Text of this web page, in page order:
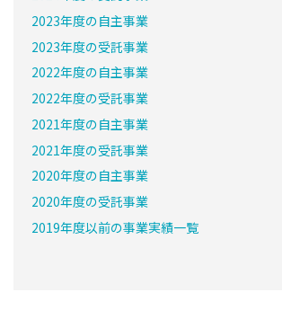
2023年度の自主事業
2023年度の受託事業
2022年度の自主事業
2022年度の受託事業
2021年度の自主事業
2021年度の受託事業
2020年度の自主事業
2020年度の受託事業
2019年度以前の事業実績一覧